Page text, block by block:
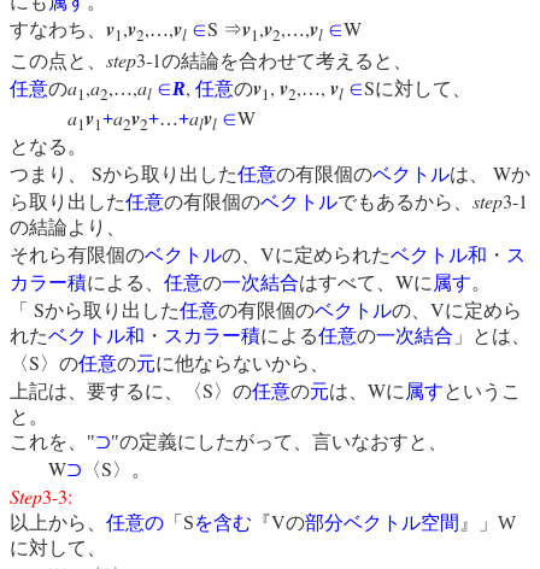
すなわち、 v1,v2,…,vl ∈S ⇒v1,v2,…,vl ∈W
この点と、 step3-1の結論を合わせて考えると、
任意のa1,a2,…,al ∈R, 任意のv1, v2,…, vl ∈Sに対して、
a1v1+a2v2+…+alvl ∈W
となる。
つまり、
Sから取り出した任意の有限個のベクトルは、 Wか
ら取り出した任意の有限個のベクトルでもあるから、 step3-1
の結論より、
それら有限個のベクトルの、 Vに定められたベクトル和 ・ ス
カラー積による、 任意の一次結合はすべて、 Wに 属す。
「 Sから取り出した任意の有限個のベクトルの、 Vに定めら
れたベクトル和 ・ スカラー積による任意の一次結合 」とは、
〈S〉の任意の元に他ならないから、
上記は、要するに、〈S〉の任意の元は、 Wに 属すというこ
と。
これを、 "⊃"の定義にしたがって、言いなおすと、
W⊃ 〈S〉。
Step3-3:
以上から、 任意の 「 Sを含む 『Vの部分ベクトル空間 』」 W
に対して、